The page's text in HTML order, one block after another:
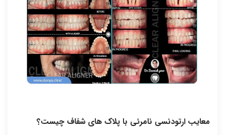
معایب ارتودنسی نامرئی با پلاک های شفاف چیست؟